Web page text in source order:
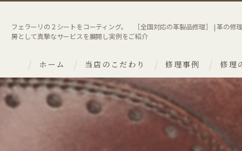
フェラーリの２シートをコーティング。 ［全国対応の革製品修理］ | 革の修
房として真摯なサービスを展開し実例をご紹介
ホーム 当店のこだわり 修理事例 修理